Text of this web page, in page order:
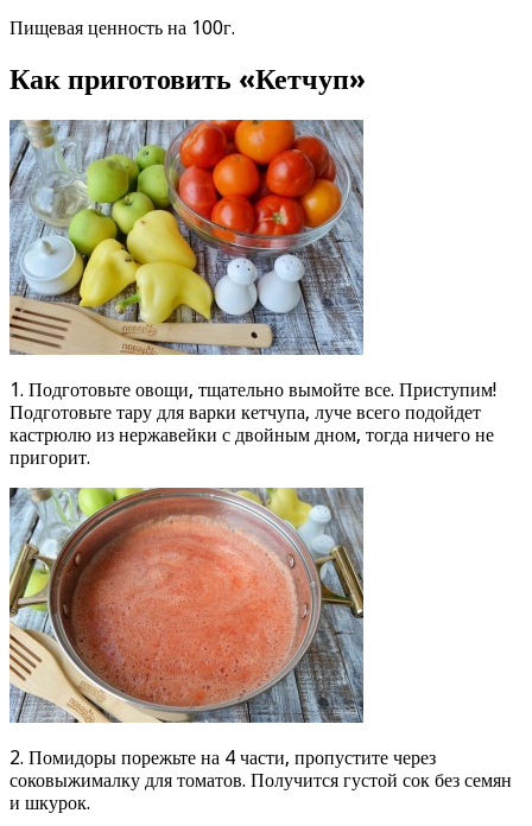
Пищевая ценность на 100г.
Как приготовить «Кетчуп»
1. Подготовьте овощи, тщательно вымойте все. Приступим!
Подготовьте тару для варки кетчупа, луче всего подойдет
кастрюлю из нержавейки с двойным дном, тогда ничего не
пригорит.
2. Помидоры порежьте на 4 части, пропустите через
соковыжималку для томатов. Получится густой сок без семян
и шкурок.